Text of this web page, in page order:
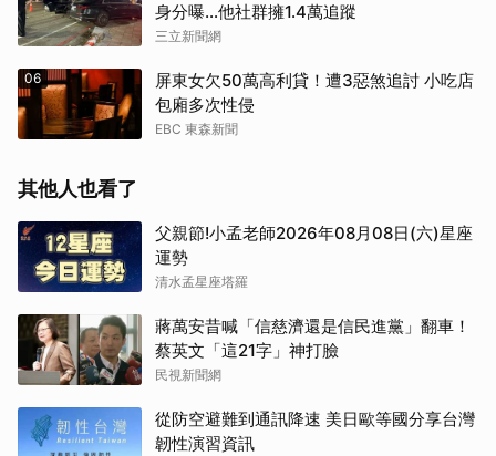
身分曝…他社群擁1.4萬追蹤
三立新聞網
06
屏東女欠50萬高利貸！遭3惡煞追討 小吃店
包廂多次性侵
EBC 東森新聞
其他人也看了
父親節!小孟老師2026年08月08日(六)星座
運勢
清水孟星座塔羅
蔣萬安昔喊「信慈濟還是信民進黨」翻車！
蔡英文「這21字」神打臉
民視新聞網
從防空避難到通訊降速 美日歐等國分享台灣
韌性演習資訊